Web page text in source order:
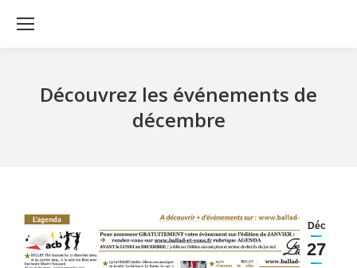
Découvrez les événements de
décembre
Déc
27